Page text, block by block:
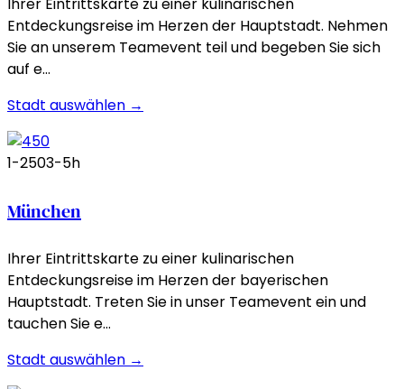
Ihrer Eintrittskarte zu einer kulinarischen
Entdeckungsreise im Herzen der Hauptstadt. Nehmen
Sie an unserem Teamevent teil und begeben Sie sich
auf e…
Stadt auswählen →
1-2503-5h
München
Ihrer Eintrittskarte zu einer kulinarischen
Entdeckungsreise im Herzen der bayerischen
Hauptstadt. Treten Sie in unser Teamevent ein und
tauchen Sie e…
Stadt auswählen →